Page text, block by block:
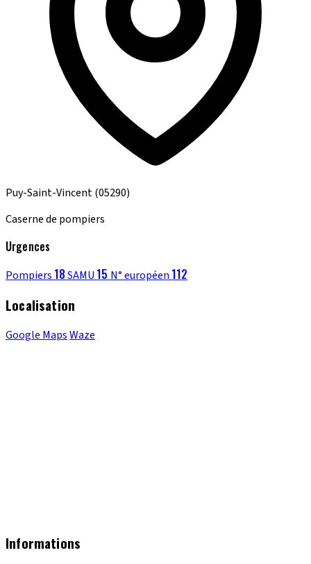
Puy-Saint-Vincent(05290)
Caserne de pompiers
Urgences
Pompiers 18SAMU 15 N° européen 112
Localisation
Google MapsWaze
Informations